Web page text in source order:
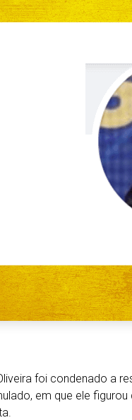
foi condenado a
em que ele